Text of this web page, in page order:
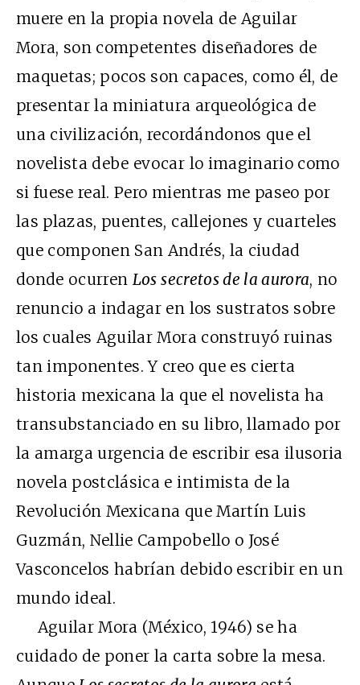
muere en la propia novela de Aguilar
Mora, son competentes diseñadores de
maquetas; pocos son capaces, como él, de
presentar la miniatura arqueológica de
una civilización, recordándonos que el
novelista debe evocar lo imaginario como
si fuese real. Pero mientras me paseo por
las plazas, puentes, callejones y cuarteles
que componen San Andrés, la ciudad
donde ocurren Los secretos de la aurora, no
renuncio a indagar en los sustratos sobre
los cuales Aguilar Mora construyó ruinas
tan imponentes. Y creo que es cierta
historia mexicana la que el novelista ha
transubstanciado en su libro, llamado por
la amarga urgencia de escribir esa ilusoria
novela postclásica e intimista de la
Revolución Mexicana que Martín Luis
Guzmán, Nellie Campobello o José
Vasconcelos habrían debido escribir en un
mundo ideal.
Aguilar Mora (México, 1946) se ha
cuidado de poner la carta sobre la mesa.